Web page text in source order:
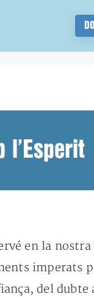
l’Esperit
en la
imperats
del